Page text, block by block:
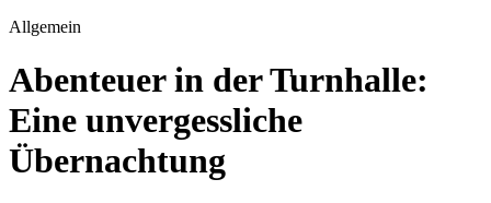
Allgemein
Abenteuer in der Turnhalle:
Eine unvergessliche
Übernachtung